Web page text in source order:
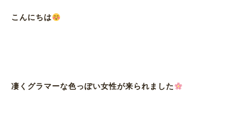
こんにちは
凄くグラマーな色っぽい女性が来られました